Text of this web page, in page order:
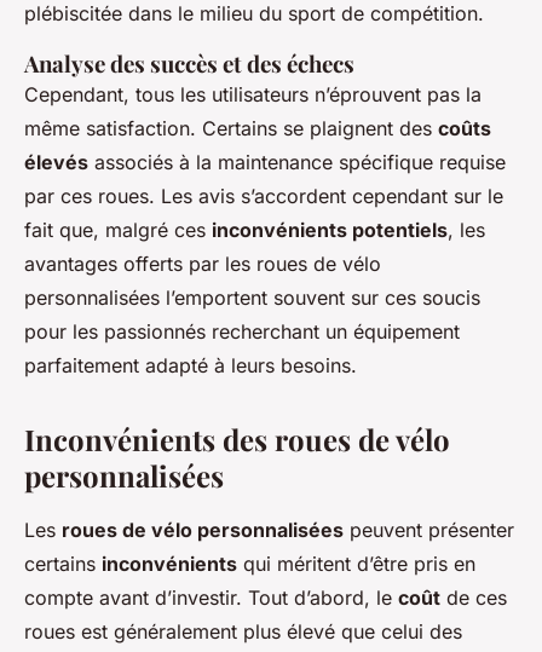
plébiscitée dans le milieu du sport de compétition.
Analyse des succès et des échecs
Cependant, tous les utilisateurs n’éprouvent pas la
même satisfaction. Certains se plaignent des coûts
élevés associés à la maintenance spécifique requise
par ces roues. Les avis s’accordent cependant sur le
fait que, malgré ces inconvénients potentiels, les
avantages offerts par les roues de vélo
personnalisées l’emportent souvent sur ces soucis
pour les passionnés recherchant un équipement
parfaitement adapté à leurs besoins.
Inconvénients des roues de vélo
personnalisées
Les roues de vélo personnalisées peuvent présenter
certains inconvénients qui méritent d’être pris en
compte avant d’investir. Tout d’abord, le coût de ces
roues est généralement plus élevé que celui des